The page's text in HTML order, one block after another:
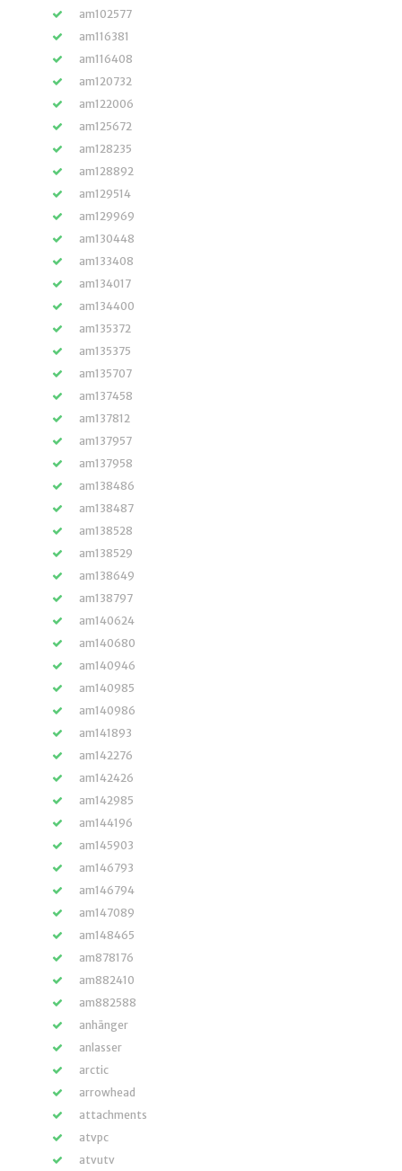
am102577
am116381
am116408
am120732
am122006
am125672
am128235
am128892
am129514
am129969
am130448
am133408
am134017
am134400
am135372
am135375
am135707
am137458
am137812
am137957
am137958
am138486
am138487
am138528
am138529
am138649
am138797
am140624
am140680
am140946
am140985
am140986
am141893
am142276
am142426
am142985
am144196
am145903
am146793
am146794
am147089
am148465
am878176
am882410
am882588
anhänger
anlasser
arctic
arrowhead
attachments
atvpc
atvutv